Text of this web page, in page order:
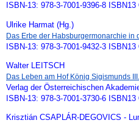
ISBN-13: 978-3-7001-9396-8
Ulrike Harmat (Hg.)
Das Erbe der Habsburgermonarchie in
ISBN-13: 978-3-7001-9432-3
Walter LEITSCH
Das Leben am Hof König Sigismunds
Verlag der Österreichischen
ISBN-13: 978-3-7001-3730-6
Krisztián CSAPLÁR-DEGOVICS -